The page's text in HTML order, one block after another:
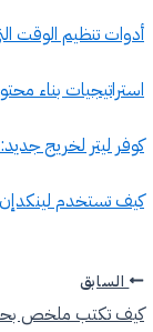
أدوات تنظيم الوقت
استراتيجيات بناء
كوفر ليتر لخريج
كيف تستخدم لينكدإن
السابق
كيف تكتب ملخص